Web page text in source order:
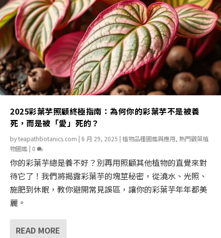
2025彩葉芋照顧終極指南：為何你的彩葉芋不是被養
死，而是被「愛」死的？
byteapathbotanics.com | 6 月 29, 2025 | 植物品種圖鑑與應用, 熱門觀葉植
物圖鑑 | 0
你的彩葉芋總是養不好？別再用照顧其他植物的直覺來對
待它了！我們將揭露彩葉芋的塊莖秘密，從澆水、光照、
施肥到休眠，教你避開常見誤區，讓你的彩葉芋年年都美
麗。
READ MORE